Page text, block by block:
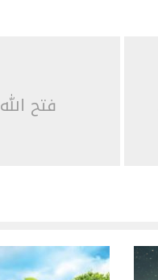
فتح